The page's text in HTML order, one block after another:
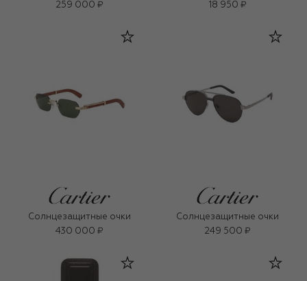
259 000 ₽
18 950 ₽
Солнцезащитные очки
430 000 ₽
Солнцезащитные очки
249 500 ₽